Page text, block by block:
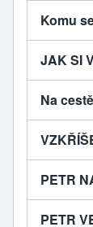
Komu
JAK SI
Na
PETR
PETR